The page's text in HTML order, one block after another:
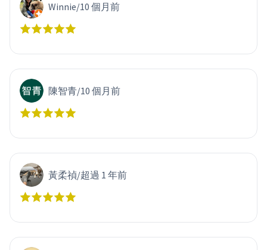
Winnie/10 個月前
陳智青/10 個月前
黃柔禎/超過 1 年前